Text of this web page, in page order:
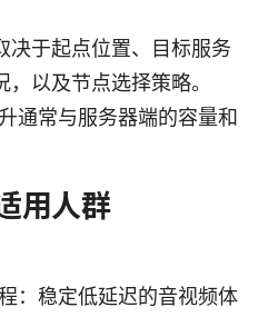
决于起点位置、目标服务
以及节点选择策略。
通常与服务器端的容量和
用人群
：稳定低延迟的音视频体